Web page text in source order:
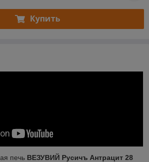
Купить
печь ВЕЗУВИЙ Русичъ Антрацит 28